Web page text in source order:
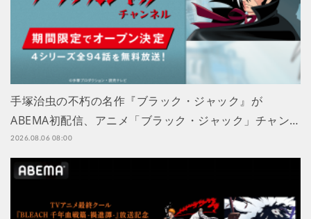
手塚治虫の不朽の名作『ブラック・ジャック』が
ABEMA初配信、アニメ「ブラック・ジャック」チャン…
2026.08.06 08:00